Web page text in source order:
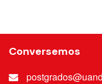
Conversemos